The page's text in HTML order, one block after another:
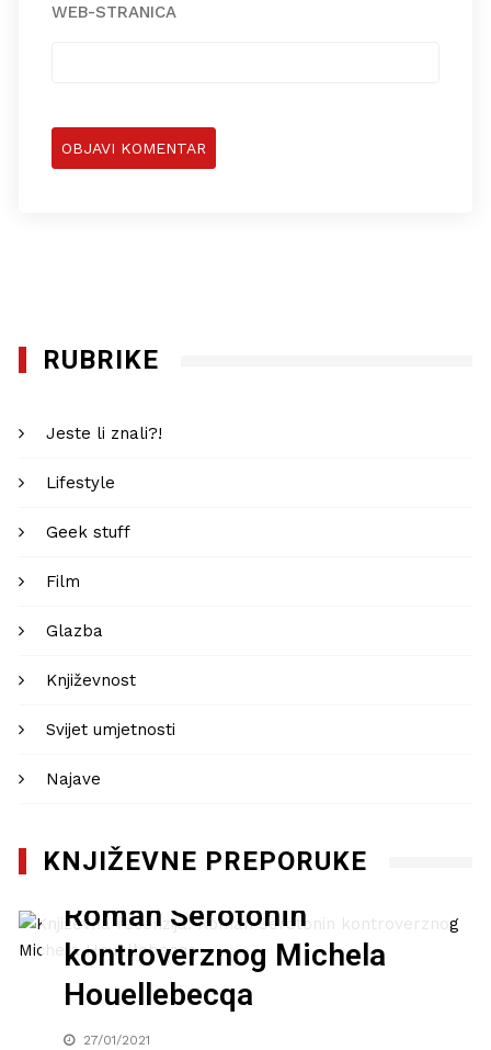
WEB-STRANICA
RUBRIKE
Jeste li znali?!
Lifestyle
Geek stuff
Film
Glazba
Književnost
Svijet umjetnosti
Najave
KNJIŽEVNE PREPORUKE
Književna recenzija:
Roman Serotonin
kontroverznog Michela
Houellebecqa
27/01/2021